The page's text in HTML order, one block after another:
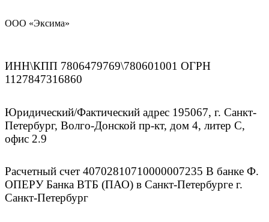
ООО «Эксима»
ИНН\КПП 7806479769\780601001 ОГРН
1127847316860
Юридический/Фактический адрес 195067, г. Санкт-
Петербург, Волго-Донской пр-кт, дом 4, литер С,
офис 2.9
Расчетный счет 40702810710000007235 В банке Ф.
ОПЕРУ Банка ВТБ (ПАО) в Санкт-Петербурге г.
Санкт-Петербург